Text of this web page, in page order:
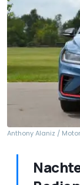
Anthony Alaniz /